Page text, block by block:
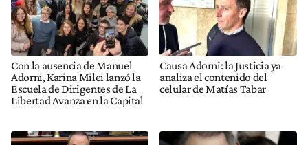
Con la ausencia de Manuel
Adorni, Karina Milei lanzó la
Escuela de Dirigentes de La
Libertad Avanza en la Capital
Causa Adorni: la Justicia ya
analiza el contenido del
celular de Matías Tabar